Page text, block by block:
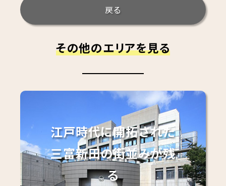
戻る
その他のエリアを見る
江戸時代に開拓された
三富新田の街並みが残
る